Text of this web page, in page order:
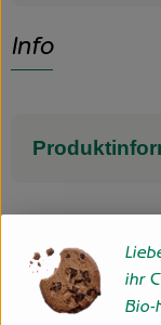
Info
Herkunft
Spanien
ihr
Bio-